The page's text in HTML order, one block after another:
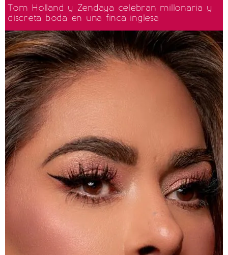
Tom Holland y Zendaya celebran millonaria y
discreta boda en una finca inglesa